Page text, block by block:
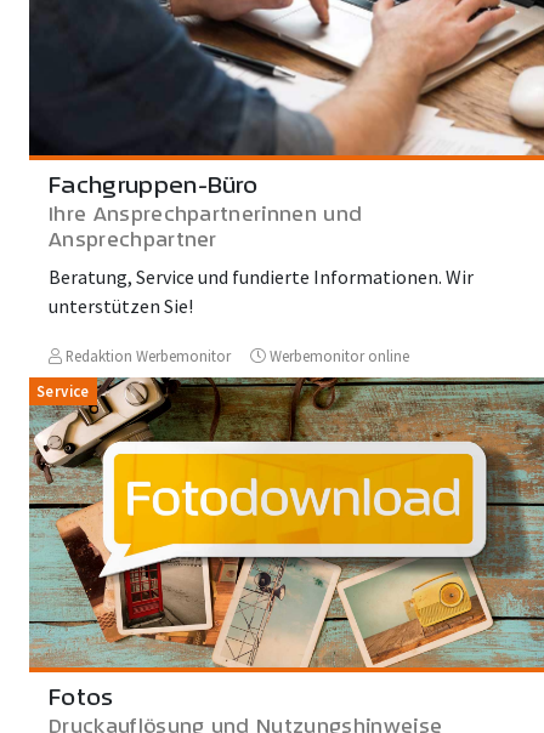
Fachgruppen-Büro
Ihre Ansprechpartnerinnen und
Ansprechpartner
Beratung, Service und fundierte Informationen. Wir
unterstützen Sie!
Redaktion Werbemonitor
Werbemonitor online
Service
Fotos
Druckauflösung und Nutzungshinweise